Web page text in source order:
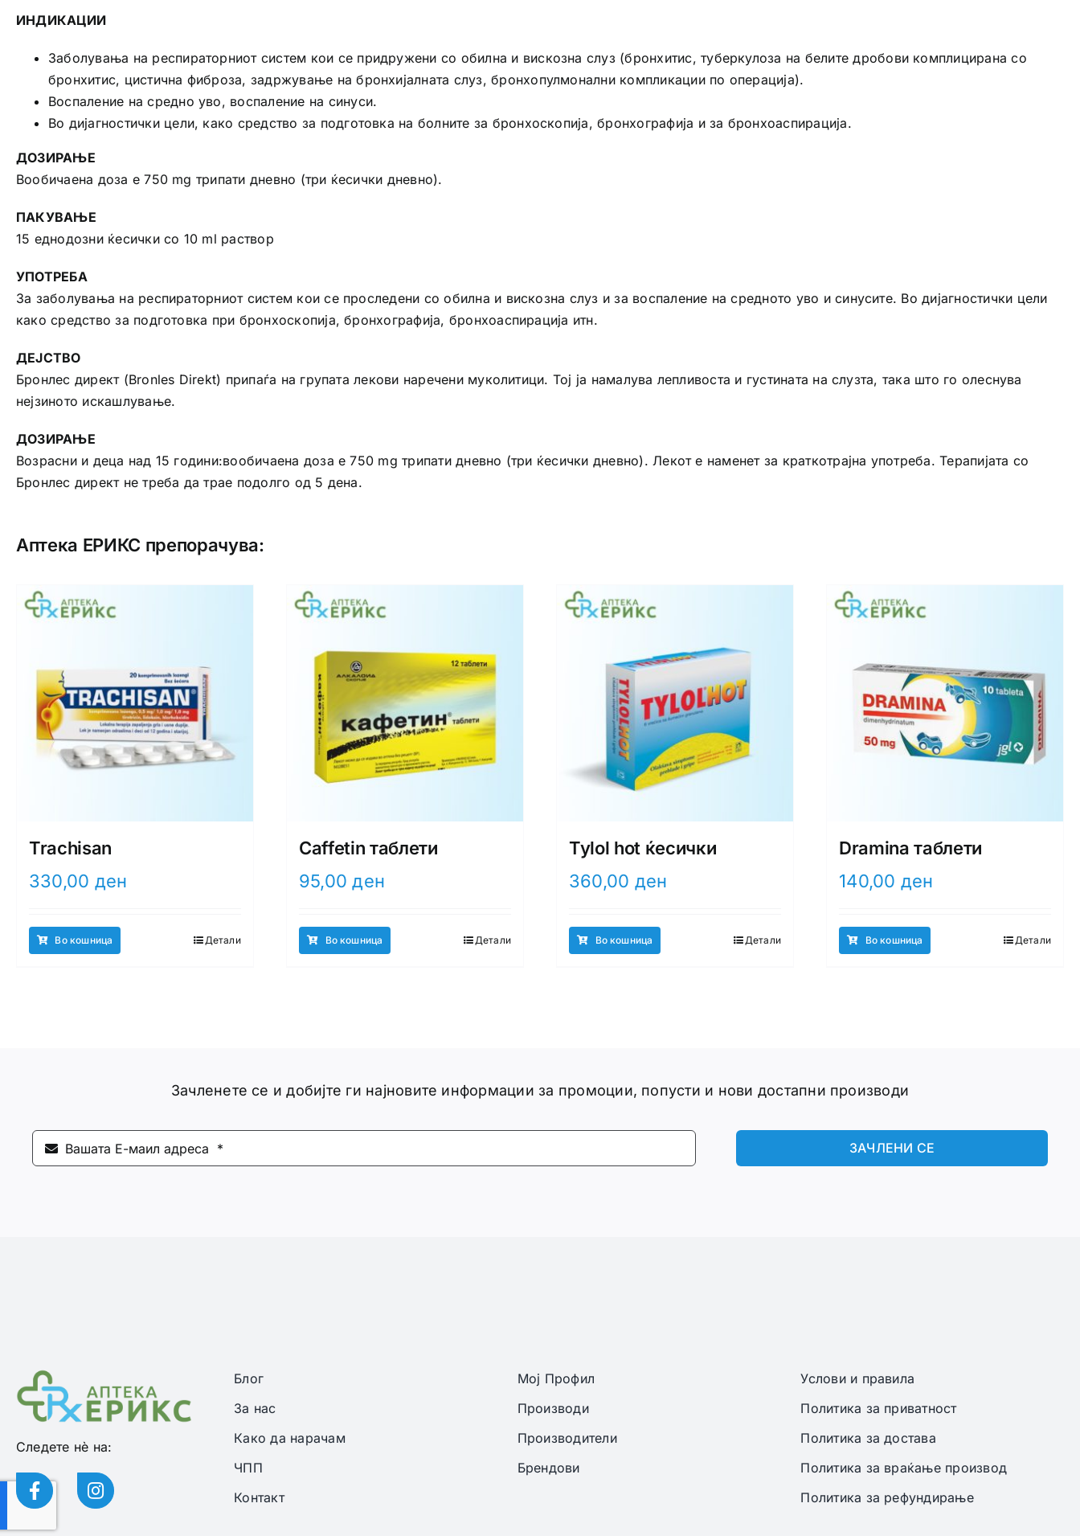
ИНДИКАЦИИ
Заболувања на респираторниот систем кои се придружени со обилна и вискозна слуз (бронхитис, туберкулоза на белите дробови комплицирана со
бронхитис, цистична фиброза, задржување на бронхијалната слуз, бронхопулмонални компликации по операција).
Воспаление на средно уво, воспаление на синуси.
Во дијагностички цели, како средство за подготовка на болните за бронхоскопија, бронхографија и за бронхоаспирација.
ДОЗИРАЊЕ
Вообичаена доза е 750 mg трипати дневно (три ќесички дневно).
ПАКУВАЊЕ
15 еднодозни ќесички со 10 ml раствор
УПОТРЕБА
За заболувања на респираторниот систем кои се проследени со обилна и вискозна слуз и за воспаление на средното уво и синусите. Во дијагностички цели
како средство за подготовка при бронхоскопија, бронхографија, бронхоаспирација итн.
ДЕЈСТВО
Бронлес директ (Bronles Direkt) припаѓа на групата лекови наречени муколитици. Тој ја намалува лепливоста и густината на слузта, така што го олеснува
нејзиното искашлување.
ДОЗИРАЊЕ
Возрасни и деца над 15 години:вообичаена доза е 750 mg трипати дневно (три ќесички дневно). Лекот е наменет за краткотрајна употреба. Терапијата со
Бронлес директ не треба да трае подолго од 5 дена.
Аптека ЕРИКС препорачува:
Trachisan
330,00 ден
Во кошница Детали
Caffetin таблети
95,00ден
Во кошница Детали
Tylol hot ќесички
360,00 ден
Во кошница Детали
Dramina таблети
140,00 ден
Во кошница Детали
Зачленете се и добијте ги најновите информации за промоции, попусти и нови достапни производи
ЗАЧЛЕНИ СЕ
Следете нѐ на:
Блог
За нас
Како да нарачам
ЧПП
Контакт
Мој Профил
Производи
Производители
Брендови
Услови и правила
Политика за приватност
Политика за достава
Политика за враќање производ
Политика за рефундирање